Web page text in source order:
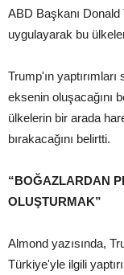
ABD Başkanı Donald
uygulayarak bu
Trump'ın
eksenin oluşacağını
ülkelerin bir arada
bırakacağını belirtti.
“BOĞAZLARDAN
OLUŞTURMAK”
Almond yazısında,
Türkiye'yle ilgili